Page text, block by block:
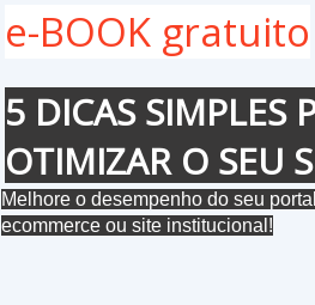
e-BOOK gratuito
5 DICAS SIMPLES
OTIMIZAR O SEU
Melhore o desempenho do seu
ecommerce ou site institucional!